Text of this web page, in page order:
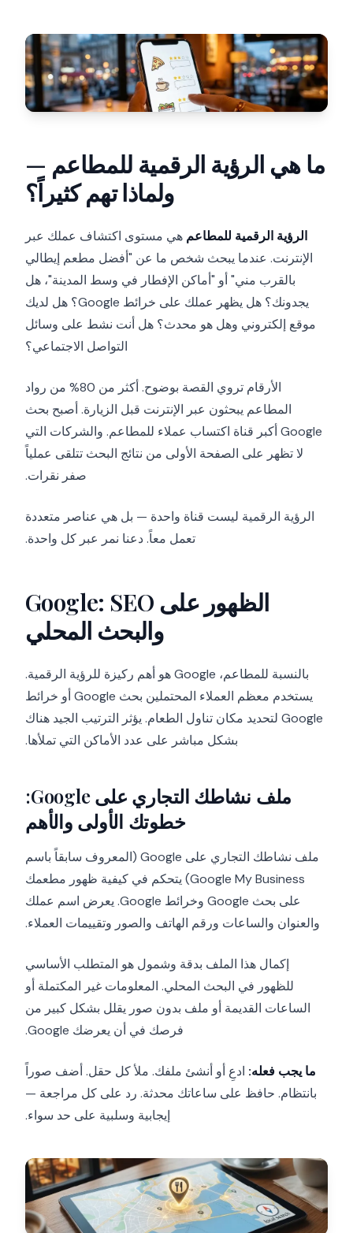
ما هي الرؤية الرقمية للمطاعم —
ولماذا تهم كثيراً؟
الرؤية الرقمية للمطاعم هي مستوى اكتشاف عملك عبر
الإنترنت. عندما يبحث شخص ما عن "أفضل مطعم إيطالي
بالقرب مني" أو "أماكن الإفطار في وسط المدينة"، هل
يجدونك؟ هل يظهر عملك على خرائط Google؟ هل لديك
موقع إلكتروني وهل هو محدث؟ هل أنت نشط على وسائل
التواصل الاجتماعي؟
الأرقام تروي القصة بوضوح. أكثر من 80% من رواد
المطاعم يبحثون عبر الإنترنت قبل الزيارة. أصبح بحث
Google أكبر قناة اكتساب عملاء للمطاعم. والشركات التي
لا تظهر على الصفحة الأولى من نتائج البحث تتلقى عملياً
صفر نقرات.
الرؤية الرقمية ليست قناة واحدة — بل هي عناصر متعددة
تعمل معاً. دعنا نمر عبر كل واحدة.
الظهور على Google: SEO
والبحث المحلي
بالنسبة للمطاعم، Google هو أهم ركيزة للرؤية الرقمية.
يستخدم معظم العملاء المحتملين بحث Google أو خرائط
Google لتحديد مكان تناول الطعام. يؤثر الترتيب الجيد هناك
بشكل مباشر على عدد الأماكن التي تملأها.
ملف نشاطك التجاري على Google:
خطوتك الأولى والأهم
ملف نشاطك التجاري على Google (المعروف سابقاً باسم
Google My Business) يتحكم في كيفية ظهور مطعمك
على بحث Google وخرائط Google. يعرض اسم عملك
والعنوان والساعات ورقم الهاتف والصور وتقييمات العملاء.
إكمال هذا الملف بدقة وشمول هو المتطلب الأساسي
للظهور في البحث المحلي. المعلومات غير المكتملة أو
الساعات القديمة أو ملف بدون صور يقلل بشكل كبير من
فرصك في أن يعرضك Google.
ما يجب فعله: ادعِ أو أنشئ ملفك. ملأ كل حقل. أضف صوراً
بانتظام. حافظ على ساعاتك محدثة. رد على كل مراجعة —
إيجابية وسلبية على حد سواء.